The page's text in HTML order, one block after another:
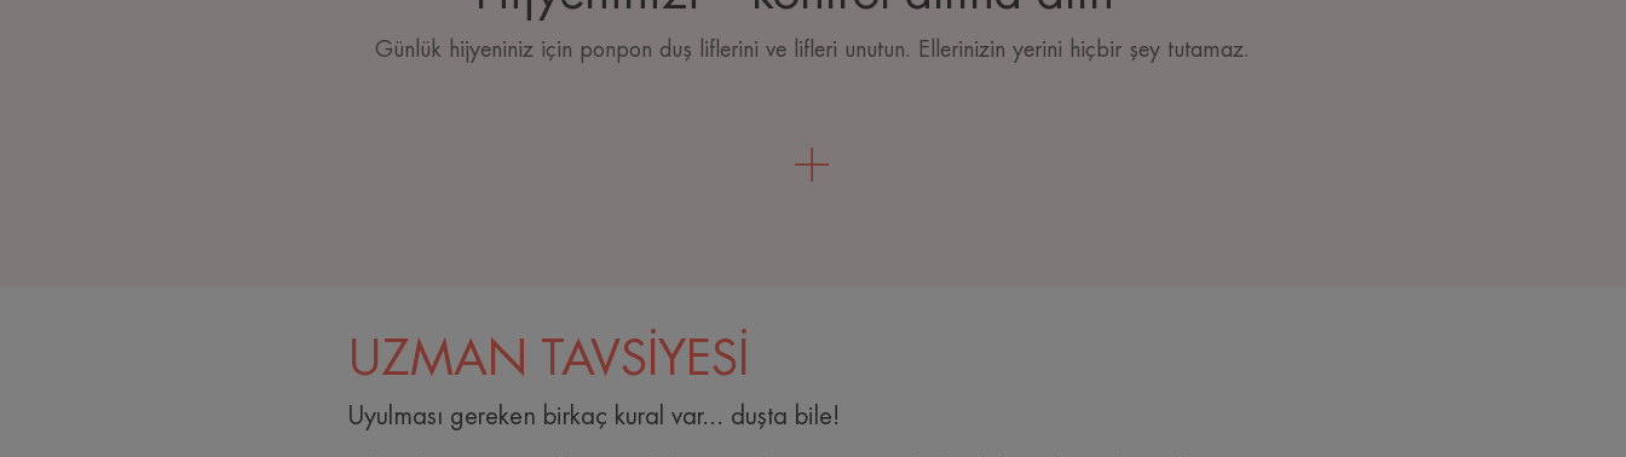
Günlük hijyeniniz için ponpon duş liflerini ve lifleri unutun. Ellerinizin yerini hiçbir şey tutamaz.
UZMAN TAVSİYESİ
Uyulması gereken birkaç kural var... duşta bile!